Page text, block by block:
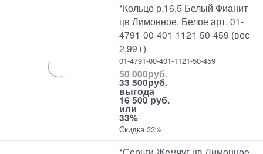
*Кольцо р.16,5 Белый Фианит
цв Лимонное, Белое арт. 01-
4791-00-401-1121-50-459 (вес
2,99 г)
01-4791-00-401-1121-50-459
50 000руб.
33 500руб.
выгода
16 500 руб.
или
33%
Скидка 33%